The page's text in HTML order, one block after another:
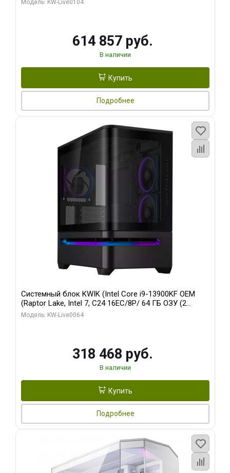
Модель: KW-Live0104
614 857 руб.
В наличии
Купить
Подробнее
Системный блок KWIK (Intel Core i9-13900KF OEM
(Raptor Lake, Intel 7, C24 16EC/8P/ 64 ГБ ОЗУ (2
модуля)/ ASUS RTX5080 PROART OC 16GB GDDR7
Модель: KW-Live0064
318 468 руб.
В наличии
Купить
Подробнее